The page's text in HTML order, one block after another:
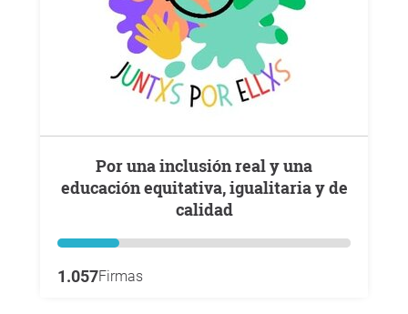
Por una inclusión real y una
educación equitativa, igualitaria y de
calidad
1.057Firmas